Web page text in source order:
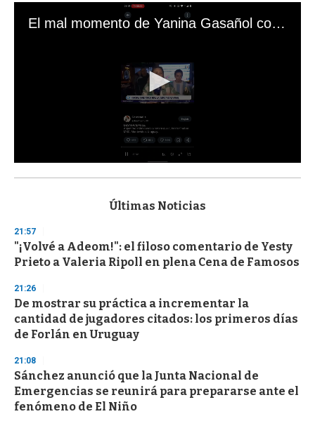
El mal momento de Yanina Gasañol con un hincha argentino en "Subrayado"
s
d
s
o
f
3
s
c
o
d
s
Últimas Noticias
21:57
"¡Volvé a Adeom!": el filoso comentario de Yesty
Prieto a Valeria Ripoll en plena Cena de Famosos
21:26
De mostrar su práctica a incrementar la
cantidad de jugadores citados: los primeros días
de Forlán en Uruguay
21:08
Sánchez anunció que la Junta Nacional de
Emergencias se reunirá para prepararse ante el
fenómeno de El Niño